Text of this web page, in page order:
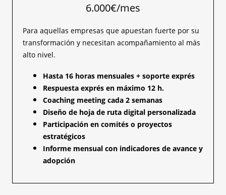
6.000€/mes
Para aquellas empresas que apuestan fuerte por su
transformación y necesitan acompañamiento al más
alto nivel.
Hasta 16 horas mensuales + soporte exprés
Respuesta exprés en máximo 12 h.
Coaching meeting cada 2 semanas
Diseño de hoja de ruta digital personalizada
Participación en comités o proyectos
estratégicos
Informe mensual con indicadores de avance y
adopción